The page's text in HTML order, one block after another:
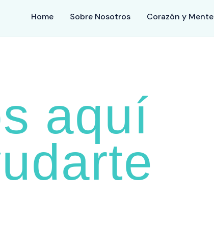
Home Sobre Nosotros Corazón y Mente
aquí